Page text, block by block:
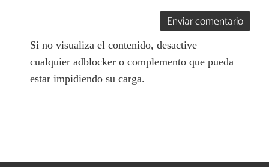
Enviar comentario
Si no visualiza el contenido, desactive
cualquier adblocker o complemento que pueda
estar impidiendo su carga.